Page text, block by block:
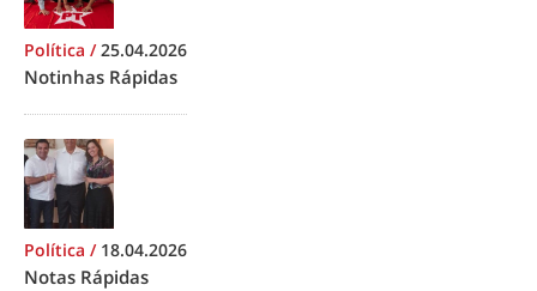
Política /25.04.2026
Notinhas Rápidas
Política / 18.04.2026
Notas Rápidas